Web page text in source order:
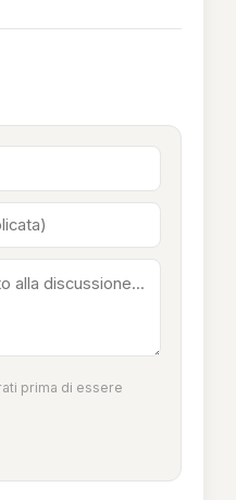
prima di essere